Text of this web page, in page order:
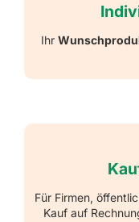
Ihr
Für Firmen,
Kauf auf